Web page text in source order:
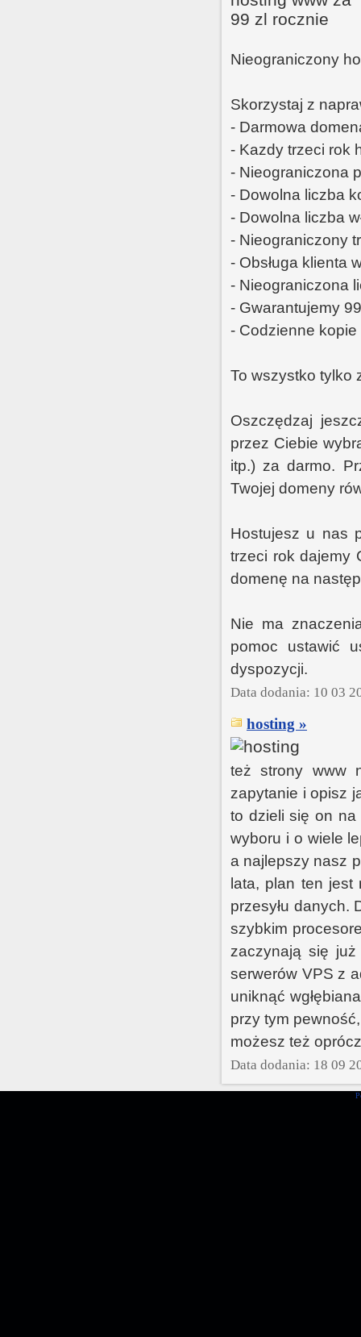
Nieograniczony
Skorzystaj z
- Darmowa
- Kazdy trzeci rok
- Nieograniczona
- Dowolna liczba
- Dowolna liczba
- Nieograniczony
- Obsługa klienta
- Nieograniczona
- Gwarantujemy
- Codzienne
To wszystko tylko
Oszczędzaj
przez Ciebie
itp.) za darmo.
Twojej domeny
Hostujesz u nas
trzeci rok dajemy
domenę na
Nie ma
pomoc ustawić
dyspozycji.
Data dodania: 10 03
hosting »
też strony www
zapytanie i opisz
to dzieli się on
wyboru i o wiele
a najlepszy nasz
lata, plan ten
przesyłu danych.
szybkim
zaczynają się
serwerów VPS z
uniknąć
przy tym
możesz też
Data dodania: 18 09